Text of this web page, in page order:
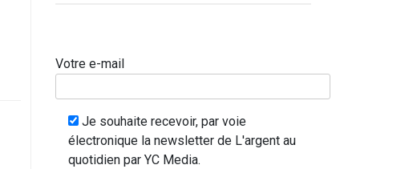
Votre e-mail
Je souhaite recevoir, par voie
électronique la newsletter de L'argent au
quotidien par YC Media.